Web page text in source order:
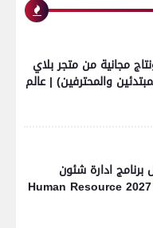
مونتاج مجانية من متجر بلاي
والمحترفين) | عالم
ادارة شئون